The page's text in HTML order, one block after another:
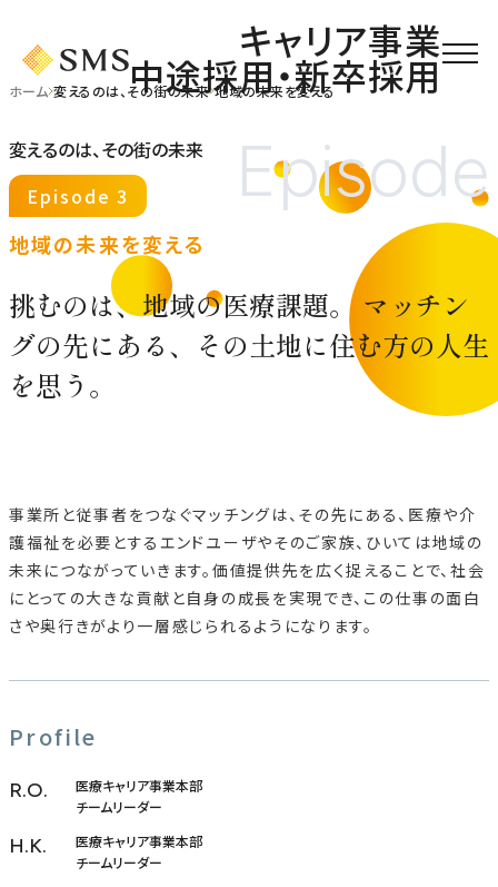
キャリア事業
中途採用・新卒採用
ホーム 変えるのは、その街の未来 地域の未来を変える
変えるのは、その街の未来
Episode 3
地域の未来を変える
挑むのは、地域の医療課題。 マッチン
グの先にある、その土地に住む方の人生
を思う。
事業所と従事者をつなぐマッチングは、その先にある、医療や介
護福祉を必要とするエンドユーザやそのご家族、ひいては地域の
未来につながっていきます。価値提供先を広く捉えることで、社会
にとっての大きな貢献と自身の成長を実現でき、この仕事の面白
さや奥行きがより一層感じられるようになります。
Profile
R.O.
医療キャリア事業本部
チームリーダー
H.K.
医療キャリア事業本部
チームリーダー